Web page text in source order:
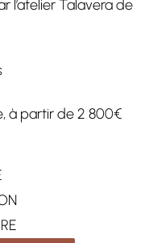
l’atelier Talavera de
à partir de 2 800€